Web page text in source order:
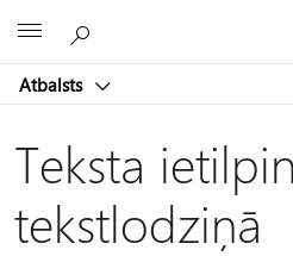
Atbalsts
Teksta
tekstlodziņā